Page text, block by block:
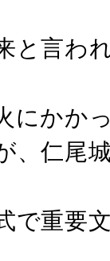
と言わ
にかか
、仁尾
で重要